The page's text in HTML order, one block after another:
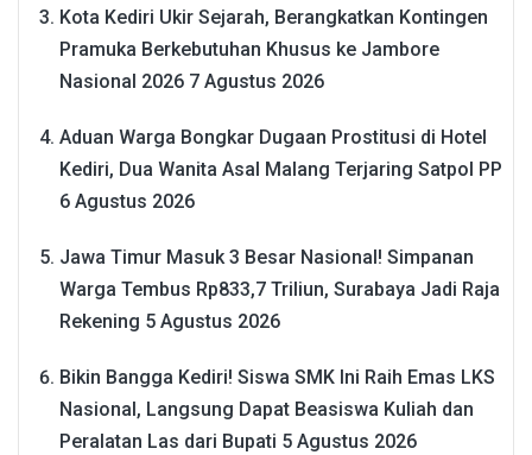
Kota Kediri Ukir Sejarah, Berangkatkan Kontingen
Pramuka Berkebutuhan Khusus ke Jambore
Nasional 2026 7 Agustus 2026
Aduan Warga Bongkar Dugaan Prostitusi di Hotel
Kediri, Dua Wanita Asal Malang Terjaring Satpol PP
6 Agustus 2026
Jawa Timur Masuk 3 Besar Nasional! Simpanan
Warga Tembus Rp833,7 Triliun, Surabaya Jadi Raja
Rekening 5 Agustus 2026
Bikin Bangga Kediri! Siswa SMK Ini Raih Emas LKS
Nasional, Langsung Dapat Beasiswa Kuliah dan
Peralatan Las dari Bupati 5 Agustus 2026